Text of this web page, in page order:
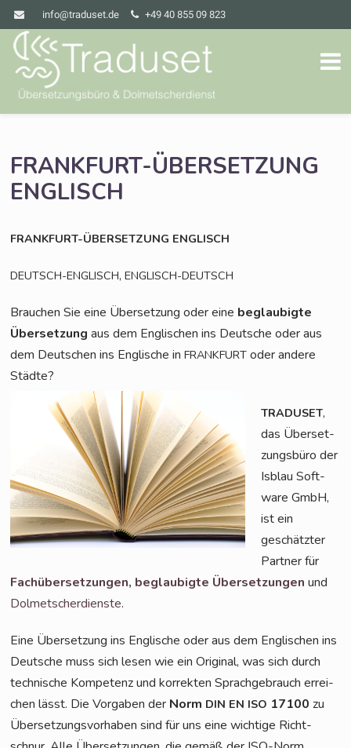
info@traduset.de +49 40 855 09 823
FRANKFURT-ÜBERSETZUNG
ENGLISCH
FRANKFURT-ÜBERSETZUNG ENGLISCH
DEUTSCH-ENGLISCH,ENGLISCH-DEUTSCH
Brau­chen Sie eine Über­set­zung oder eine beglau­big­te
Über­set­zung aus dem Eng­li­schen ins Deut­sche oder aus
dem Deut­schen ins Eng­li­sche inFRANKFURT oder ande­re
Städte?
TRADUSET,
das Über­set­
zungs­bü­ro der
Isblau Soft­
ware GmbH,
ist ein
geschätz­ter
Part­ner für
Fach­über­set­zun­gen, beglau­big­te Über­set­zun­gen und
Dol­met­scher­diens­te.
Eine Über­set­zung ins Eng­li­sche oder aus dem Eng­li­schen ins
Deut­sche muss sich lesen wie ein Ori­gi­nal, was sich durch
tech­ni­sche Kom­pe­tenz und kor­rek­ten Sprach­ge­brauch errei­
chen lässt. Die Vor­ga­ben der Norm DIN EN ISO 17100 zu
Über­set­zungs­vor­ha­ben sind für uns eine wich­ti­ge Richt­